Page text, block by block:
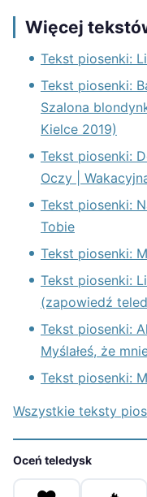
Więcej
Tekst piosenki:
Tekst piosenki:
Szalona
Kielce 2019)
Tekst piosenki:
Oczy |
Tekst piosenki:
Tobie
Tekst piosenki:
Tekst piosenki:
(zapowiedź
Tekst piosenki:
Myślałeś, że
Tekst piosenki:
Wszystkie teksty
Oceń teledysk